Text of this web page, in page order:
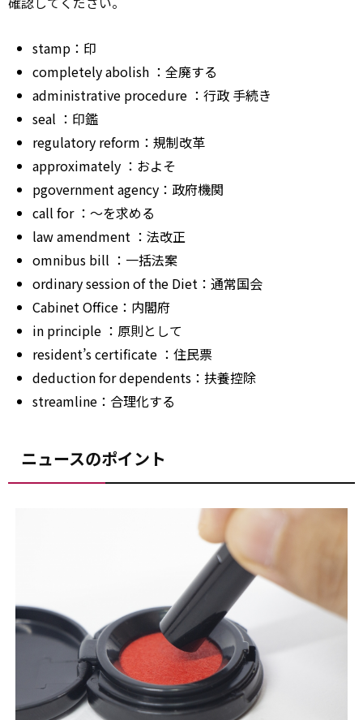
stamp：印
completelyabolish ：全廃する
administrative procedure ：行政 手続き
seal ：印鑑
regulatory reform：規制改革
approximately ：およそ
pgovernment agency：政府機関
call for：～を求める
lawamendment ：法改正
omnibus bill ：一括法案
ordinary session of the Diet：通常国会
Cabinet Office：内閣府
in principle ：原則として
resident’scertificate ：住民票
deductionfordependents：扶養控除
streamline：合理化する
ニュースのポイント